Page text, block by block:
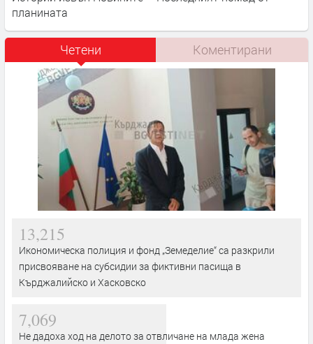
планината
Четени Коментирани
13,215
Икономическа полиция и фонд „Земеделие“ са разкрили
присвояване на субсидии за фиктивни пасища в
Кърджалийско и Хасковско
7,069
Не дадоха ход на делото за отвличане на млада жена